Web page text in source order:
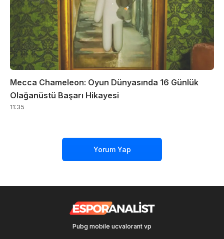
Mecca Chameleon: Oyun Dünyasında 16 Günlük
Olağanüstü Başarı Hikayesi
11:35
Yorum Yap
Pubg mobile ucvalorant vp